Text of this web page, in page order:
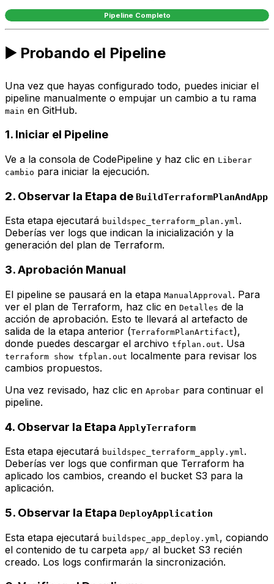
Pipeline Completo
▶️ Probando el Pipeline
Una vez que hayas configurado todo, puedes iniciar el
pipeline manualmente o empujar un cambio a tu rama
main en GitHub.
1. Iniciar el Pipeline
Ve a la consola de CodePipeline y haz clic en Liberar
cambio para iniciar la ejecución.
2. Observar la Etapa de BuildTerraformPlanAndApp
Esta etapa ejecutará buildspec_terraform_plan.yml.
Deberías ver logs que indican la inicialización y la
generación del plan de Terraform.
3. Aprobación Manual
El pipeline se pausará en la etapa ManualApproval . Para
ver el plan de Terraform, haz clic en Detalles de la
acción de aprobación. Esto te llevará al artefacto de
salida de la etapa anterior (TerraformPlanArtifact),
donde puedes descargar el archivo tfplan.out. Usa
terraform show tfplan.out localmente para revisar los
cambios propuestos.
Una vez revisado, haz clic en Aprobar para continuar el
pipeline.
4. Observar la Etapa ApplyTerraform
Esta etapa ejecutará buildspec_terraform_apply.yml.
Deberías ver logs que confirman que Terraform ha
aplicado los cambios, creando el bucket S3 para la
aplicación.
5. Observar la Etapa DeployApplication
Esta etapa ejecutará buildspec_app_deploy.yml , copiando
el contenido de tu carpeta app/ al bucket S3 recién
creado. Los logs confirmarán la sincronización.